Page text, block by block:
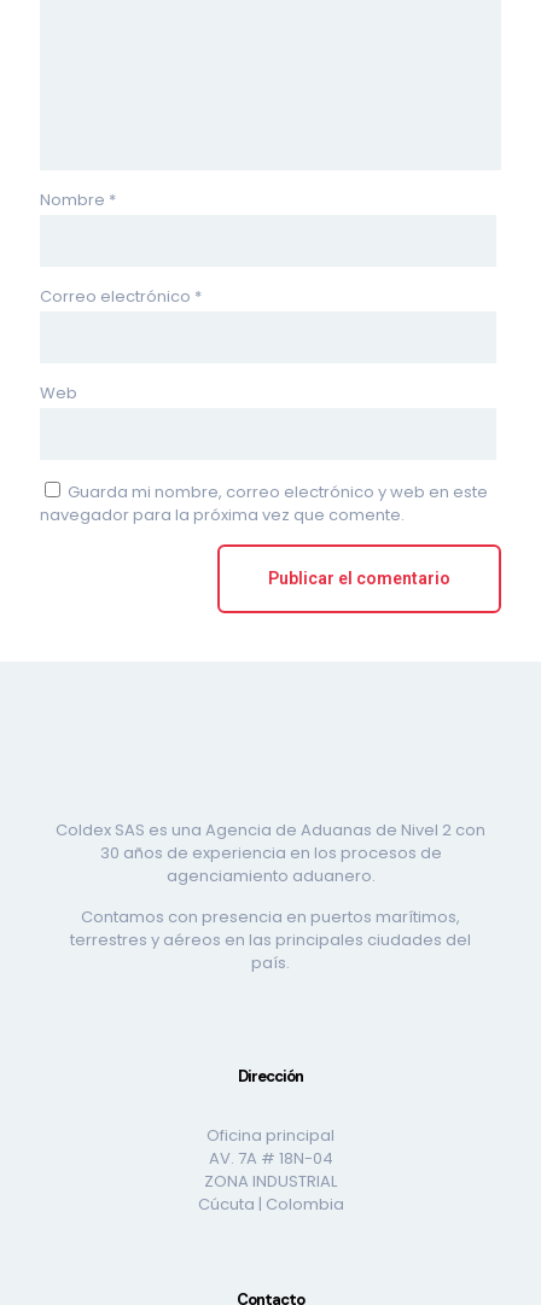
Nombre *
Correo electrónico *
Web
Guarda mi nombre, correo electrónico y web en este
navegador para la próxima vez que comente.
Coldex SAS es una Agencia de Aduanas de Nivel 2 con
30 años de experiencia en los procesos de
agenciamiento aduanero.
Contamos con presencia en puertos marítimos,
terrestres y aéreos en las principales ciudades del
país.
Dirección
Oficina principal
AV. 7A # 18N-04
ZONA INDUSTRIAL
Cúcuta | Colombia
Contacto